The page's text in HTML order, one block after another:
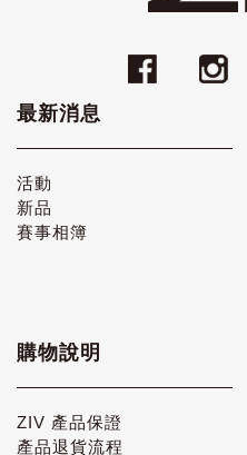
最新消息
活動
新品
賽事相簿
購物說明
ZIV 產品保證
產品退貨流程